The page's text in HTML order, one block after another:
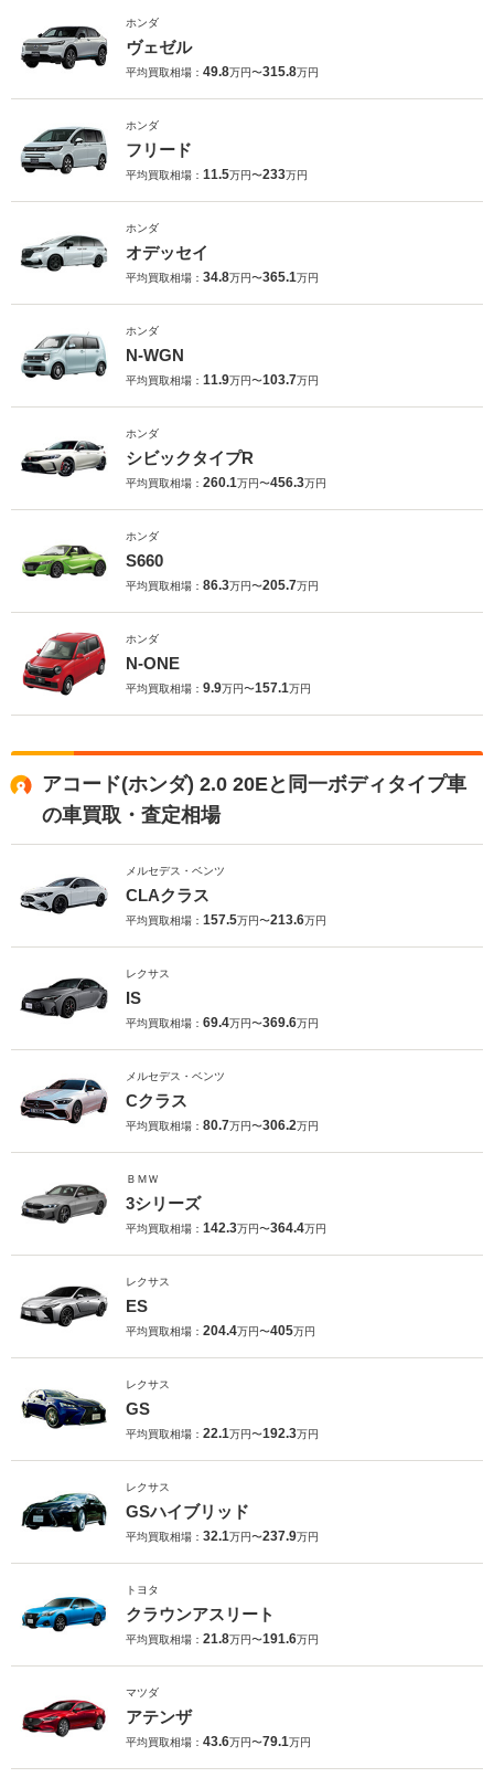
ホンダ
ヴェゼル
平均買取相場： 49.8万円〜315.8万円
ホンダ
フリード
平均買取相場： 11.5万円〜233万円
ホンダ
オデッセイ
平均買取相場： 34.8万円〜365.1万円
ホンダ
N-WGN
平均買取相場： 11.9万円〜103.7万円
ホンダ
シビックタイプR
平均買取相場： 260.1万円〜456.3万円
ホンダ
S660
平均買取相場： 86.3万円〜205.7万円
ホンダ
N-ONE
平均買取相場： 9.9万円〜157.1万円
アコード(ホンダ) 2.0 20Eと同一ボディタイプ車
の車買取・査定相場
メルセデス・ベンツ
CLAクラス
平均買取相場： 157.5万円〜213.6万円
レクサス
IS
平均買取相場： 69.4万円〜369.6万円
メルセデス・ベンツ
Cクラス
平均買取相場： 80.7万円〜306.2万円
ＢＭＷ
3シリーズ
平均買取相場： 142.3万円〜364.4万円
レクサス
ES
平均買取相場： 204.4万円〜405万円
レクサス
GS
平均買取相場： 22.1万円〜192.3万円
レクサス
GSハイブリッド
平均買取相場： 32.1万円〜237.9万円
トヨタ
クラウンアスリート
平均買取相場： 21.8万円〜191.6万円
マツダ
アテンザ
平均買取相場： 43.6万円〜79.1万円